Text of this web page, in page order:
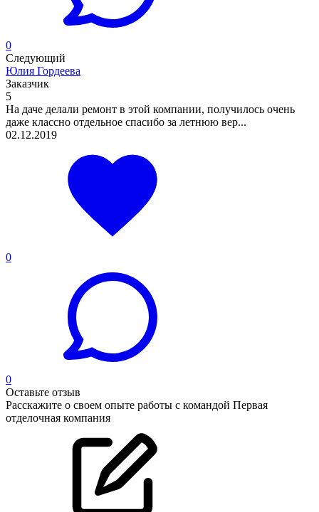
0
Следующий
Юлия Гордеева
Заказчик
5
На даче делали ремонт в этой компании, получилось очень
даже классно отдельное спасибо за летнюю вер...
02.12.2019
0
0
Оставьте отзыв
Расскажите о своем опыте работы с командой Первая
отделочная компания